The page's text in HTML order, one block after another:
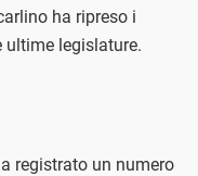
ha ripreso i
legislature.
registrato un numero